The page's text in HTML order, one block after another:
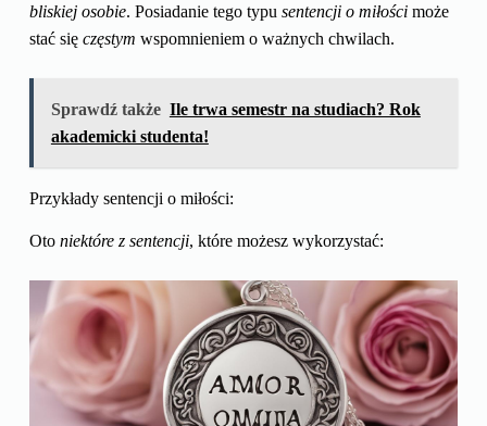
bliskiej osobie. Posiadanie tego typu sentencji o miłościmoże
stać się częstym wspomnieniem o ważnych chwilach.
Sprawdź także Ile trwa semestr na studiach? Rok
akademicki studenta!
Przykłady sentencji o miłości:
Oto niektóre z sentencji, które możesz wykorzystać: